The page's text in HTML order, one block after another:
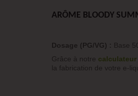
ARÔME BLOODY
Dosage (PG/VG) : Base
Grâce à notre calculateur
la fabrication de votre e-